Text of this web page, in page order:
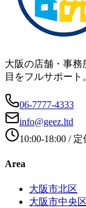
大阪の店舗・事
目をフルサポート
06-7777-4333
info@geez.ltd
10:00-18:00 / 定
Area
大阪市北区
大阪市中央区